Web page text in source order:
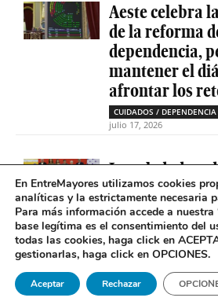
Aeste celebra
de la reforma
dependencia,
mantener el
afrontar los
CUIDADOS / DEPENDENCIA
julio 17, 2026
La soledad no
cinco veces
personas que
problemas de
SOLEDAD NO DESEADA
julio 16, 2026
En EntreMayores utilizamos cookies
analíticas y la estrictamente necesaria
Para más información accede a nuestra
base legítima es el consentimiento del
todas las cookies, haga click en
gestionarlas, haga click en OPCIONES.
Aceptar Rechazar